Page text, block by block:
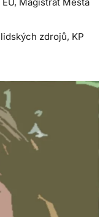
zdrojů, KP